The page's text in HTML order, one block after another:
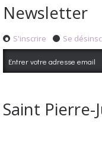
Newsletter
S'inscrire Se
Saint Pierre-